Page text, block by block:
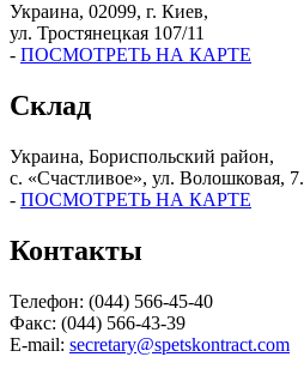
Украина, 02099, г. Киев,
ул. Тростянецкая 107/11
- ПОСМОТРЕТЬ НА КАРТЕ
Склад
Украина, Бориспольский район,
с. «Счастливое», ул. Волошковая, 7.
- ПОСМОТРЕТЬ НА КАРТЕ
Контакты
Телефон: (044) 566-45-40
Факс: (044) 566-43-39
E-mail: secretary@spetskontract.com